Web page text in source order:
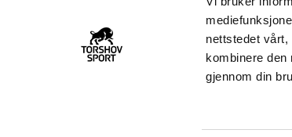
nettstedet vårt,
kombinere den
gjennom din
22 09 20 20